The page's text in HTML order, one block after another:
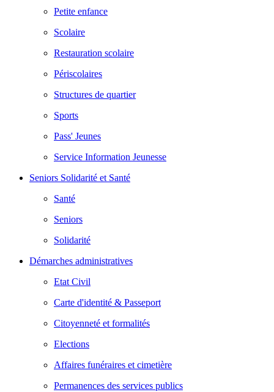
Petite enfance
Scolaire
Restauration scolaire
Périscolaires
Structures de quartier
Sports
Pass' Jeunes
Service Information Jeunesse
Seniors Solidarité et Santé
Santé
Seniors
Solidarité
Démarches administratives
Etat Civil
Carte d'identité & Passeport
Citoyenneté et formalités
Elections
Affaires funéraires et cimetière
Permanences des services publics